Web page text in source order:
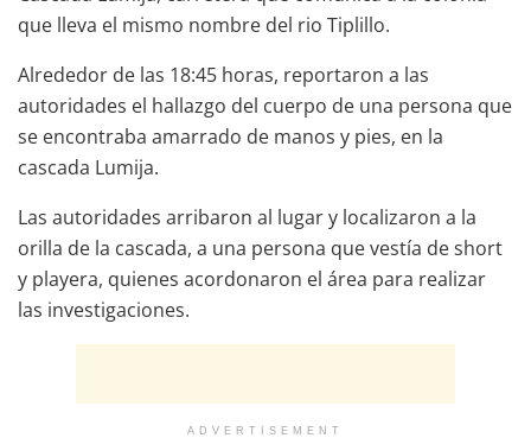
que lleva el mismo nombre del rio Tiplillo.
Alrededor de las 18:45 horas, reportaron a las
autoridades el hallazgo del cuerpo de una persona que
se encontraba amarrado de manos y pies, en la
cascada Lumija.
Las autoridades arribaron al lugar y localizaron a la
orilla de la cascada, a una persona que vestía de short
y playera, quienes acordonaron el área para realizar
las investigaciones.
ADVERTISEMENT